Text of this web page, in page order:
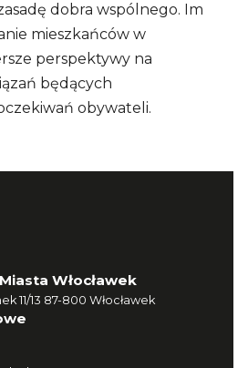
dobra wspólnego. Im
mieszkańców w
perspektywy na
będących
obywateli.
Włocławek
11/13 87-800 Włocławek